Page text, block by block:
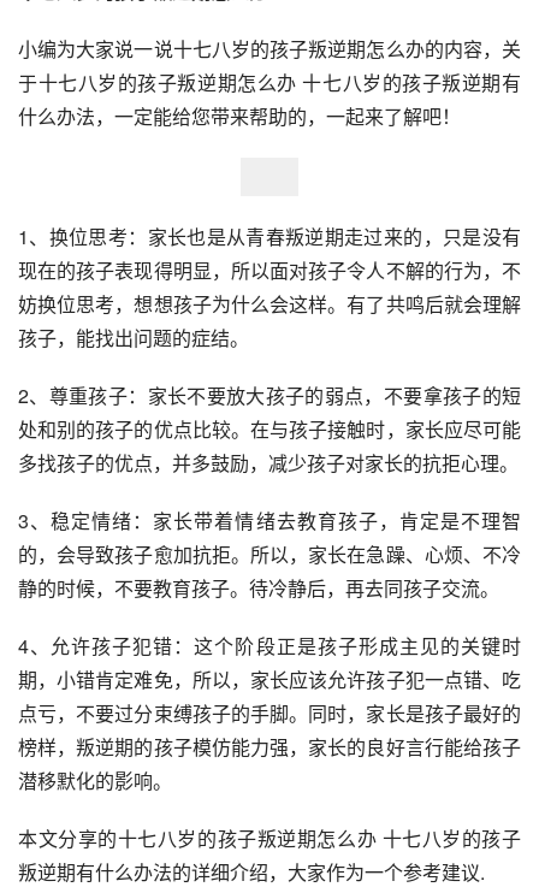
小编为大家说一说十七八岁的孩子叛逆期怎么办的内容，关
于十七八岁的孩子叛逆期怎么办 十七八岁的孩子叛逆期有
什么办法，一定能给您带来帮助的，一起来了解吧！
1、换位思考：家长也是从青春叛逆期走过来的，只是没有
现在的孩子表现得明显，所以面对孩子令人不解的行为，不
妨换位思考，想想孩子为什么会这样。有了共鸣后就会理解
孩子，能找出问题的症结。
2、尊重孩子：家长不要放大孩子的弱点，不要拿孩子的短
处和别的孩子的优点比较。在与孩子接触时，家长应尽可能
3、稳定情绪：家长带着情绪去教育孩子，肯定是不理智
的，会导致孩子愈加抗拒。所以，家长在急躁、心烦、不冷
静的时候，不要教育孩子。待冷静后，再去同孩子交流。
4、允许孩子犯错：这个阶段正是孩子形成主见的关键时
期，小错肯定难免，所以，家长应该允许孩子犯一点错、吃
点亏，不要过分束缚孩子的手脚。同时，家长是孩子最好的
榜样，叛逆期的孩子模仿能力强，家长的良好言行能给孩子
潜移默化的影响。
本文分享的十七八岁的孩子叛逆期怎么办 十七八岁的孩子
叛逆期有什么办法的详细介绍，大家作为一个参考建议.